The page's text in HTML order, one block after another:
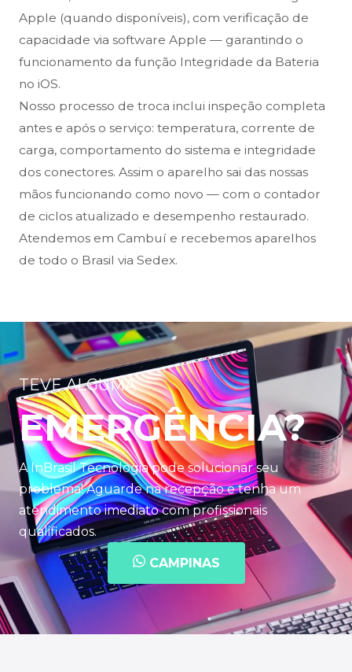
Apple (quando disponíveis), com verificação de
capacidade via software Apple — garantindo o
funcionamento da função Integridade da Bateria
no iOS.
Nosso processo de troca inclui inspeção completa
antes e após o serviço: temperatura, corrente de
carga, comportamento do sistema e integridade
dos conectores. Assim o aparelho sai das nossas
mãos funcionando como novo — com o contador
de ciclos atualizado e desempenho restaurado.
Atendemos em Cambuí e recebemos aparelhos
de todo o Brasil via Sedex.
TEVE ALGUMA
EMERGÊNCIA?
A InBrasil Tecnologia pode solucionar seu
problema! Aguarde na recepção e tenha um
atendimento imediato com profissionais
qualificados.
CAMPINAS